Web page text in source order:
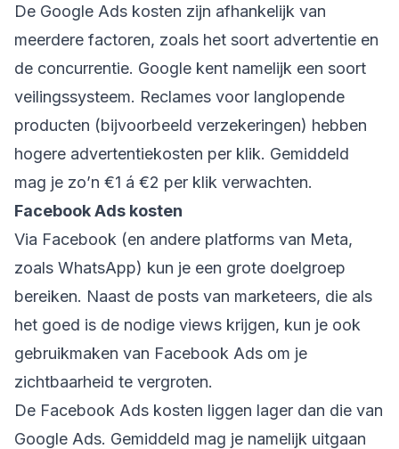
De Google Ads kosten zijn afhankelijk van
meerdere factoren, zoals het soort advertentie en
de concurrentie. Google kent namelijk een soort
veilingssysteem. Reclames voor langlopende
producten (bijvoorbeeld verzekeringen) hebben
hogere advertentiekosten per klik. Gemiddeld
mag je zo’n €1 á €2 per klik verwachten.
Facebook Ads kosten
Via Facebook (en andere platforms van Meta,
zoals WhatsApp) kun je een grote doelgroep
bereiken. Naast de posts van marketeers, die als
het goed is de nodige views krijgen, kun je ook
gebruikmaken van Facebook Ads om je
zichtbaarheid te vergroten.
De Facebook Ads kosten liggen lager dan die van
Google Ads. Gemiddeld mag je namelijk uitgaan